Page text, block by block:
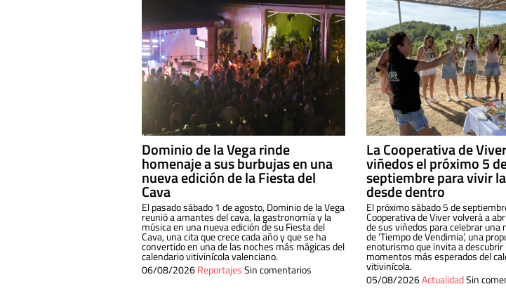
Dominio de la Vega rinde
homenaje a sus burbujas en una
nueva edición de la Fiesta del
Cava
El pasado sábado 1 de agosto, Dominio de la Vega
reunió a amantes del cava, la gastronomía y la
música en una nueva edición de su Fiesta del
Cava, una cita que crece cada año y que se ha
convertido en una de las noches más mágicas del
calendario vitivinícola valenciano.
06/08/2026ReportajesSin comentarios
La Cooperativa de
viñedos el próximo 5
septiembre para vivir
desde dentro
El próximo sábado 5 de
Cooperativa de Viver volverá a
de sus viñedos para celebrar una
de ‘Tiempo de Vendimia’, una
enoturismo que invita a descubrir
momentos más esperados del
vitivinícola.
05/08/2026ActualidadSin